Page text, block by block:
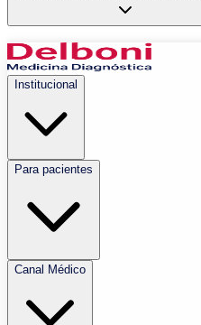
Institucional
Para pacientes
Canal Médico